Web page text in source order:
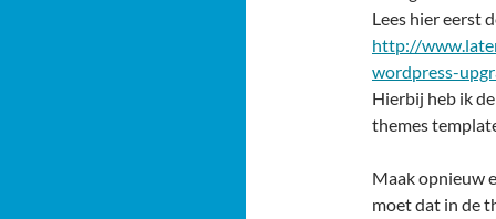
Lees hier eerst
http://
wordpress-
Hierbij heb ik
themes
Maak opnieuw
moet dat in de